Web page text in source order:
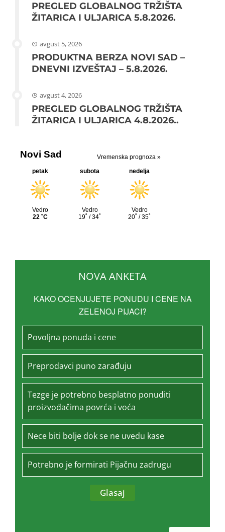
PREGLED GLOBALNOG TRŽIŠTA
ŽITARICA I ULJARICA 5.8.2026.
avgust 5, 2026
PRODUKTNA BERZA NOVI SAD –
DNEVNI IZVEŠTAJ – 5.8.2026.
avgust 4, 2026
PREGLED GLOBALNOG TRŽIŠTA
ŽITARICA I ULJARICA 4.8.2026..
NOVA ANKETA
KAKO OCENJUJETE PONUDU I CENE NA
ZELENOJ PIJACI?
Povoljna ponuda i cene
Preprodavci puno zarađuju
Tezge je potrebno besplatno ponuditi
proizvođačima povrća i voća
Nece biti bolje dok se ne uvedu kase
Potrebno je formirati Pijačnu zadrugu